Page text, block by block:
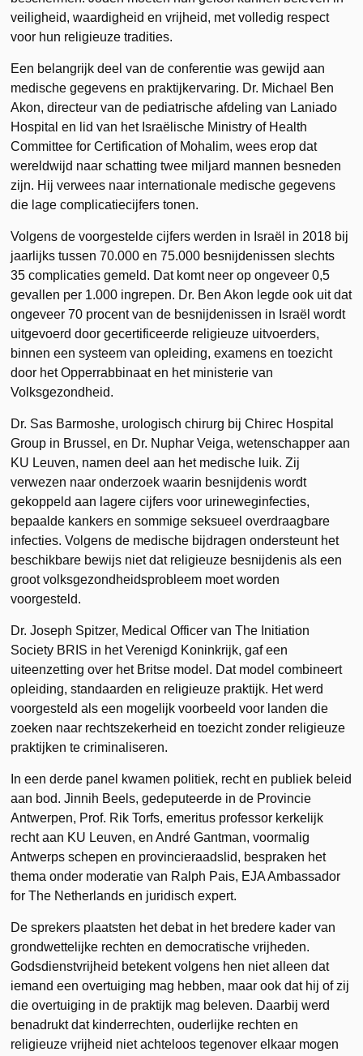
veiligheid, waardigheid en vrijheid, met volledig respect
voor hun religieuze tradities.
Een belangrijk deel van de conferentie was gewijd aan
medische gegevens en praktijkervaring. Dr. Michael Ben
Akon, directeur van de pediatrische afdeling van Laniado
Hospital en lid van het Israëlische Ministry of Health
Committee for Certification of Mohalim, wees erop dat
wereldwijd naar schatting twee miljard mannen besneden
zijn. Hij verwees naar internationale medische gegevens
die lage complicatiecijfers tonen.
Volgens de voorgestelde cijfers werden in Israël in 2018 bij
jaarlijks tussen 70.000 en 75.000 besnijdenissen slechts
35 complicaties gemeld. Dat komt neer op ongeveer 0,5
gevallen per 1.000 ingrepen. Dr. Ben Akon legde ook uit dat
ongeveer 70 procent van de besnijdenissen in Israël wordt
uitgevoerd door gecertificeerde religieuze uitvoerders,
binnen een systeem van opleiding, examens en toezicht
door het Opperrabbinaat en het ministerie van
Volksgezondheid.
Dr. Sas Barmoshe, urologisch chirurg bij Chirec Hospital
Group in Brussel, en Dr. Nuphar Veiga, wetenschapper aan
KU Leuven, namen deel aan het medische luik. Zij
verwezen naar onderzoek waarin besnijdenis wordt
gekoppeld aan lagere cijfers voor urineweginfecties,
bepaalde kankers en sommige seksueel overdraagbare
infecties. Volgens de medische bijdragen ondersteunt het
beschikbare bewijs niet dat religieuze besnijdenis als een
groot volksgezondheidsprobleem moet worden
voorgesteld.
Dr. Joseph Spitzer, Medical Officer van The Initiation
Society BRIS in het Verenigd Koninkrijk, gaf een
uiteenzetting over het Britse model. Dat model combineert
opleiding, standaarden en religieuze praktijk. Het werd
voorgesteld als een mogelijk voorbeeld voor landen die
zoeken naar rechtszekerheid en toezicht zonder religieuze
praktijken te criminaliseren.
In een derde panel kwamen politiek, recht en publiek beleid
aan bod. Jinnih Beels, gedeputeerde in de Provincie
Antwerpen, Prof. Rik Torfs, emeritus professor kerkelijk
recht aan KU Leuven, en André Gantman, voormalig
Antwerps schepen en provincieraadslid, bespraken het
thema onder moderatie van Ralph Pais, EJA Ambassador
for The Netherlands en juridisch expert.
De sprekers plaatsten het debat in het bredere kader van
grondwettelijke rechten en democratische vrijheden.
Godsdienstvrijheid betekent volgens hen niet alleen dat
iemand een overtuiging mag hebben, maar ook dat hij of zij
die overtuiging in de praktijk mag beleven. Daarbij werd
benadrukt dat kinderrechten, ouderlijke rechten en
religieuze vrijheid niet achteloos tegenover elkaar mogen